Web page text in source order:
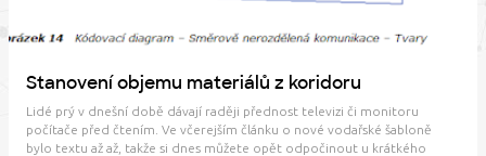
Stanovení objemu materiálů z koridoru
Lidé prý v dnešní době dávají raději přednost televizi či monitoru
počítače před čtením. Ve včerejším článku o nové vodařské šabloně
bylo textu až až, takže si dnes můžete opět odpočinout u krátkého